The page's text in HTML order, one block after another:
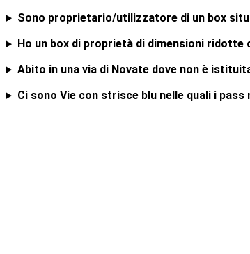
Sono proprietario/utilizzatore di un box
Ho un box di proprietà di dimensioni
Abito in una via di Novate dove non è
Ci sono Vie con strisce blu nelle quali i pass